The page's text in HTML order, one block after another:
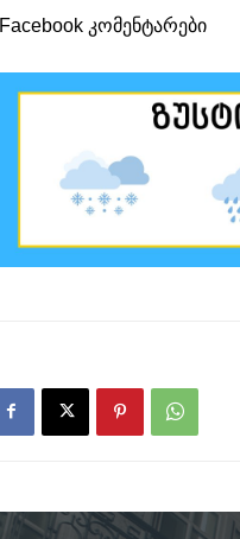
Facebook კომენტარები